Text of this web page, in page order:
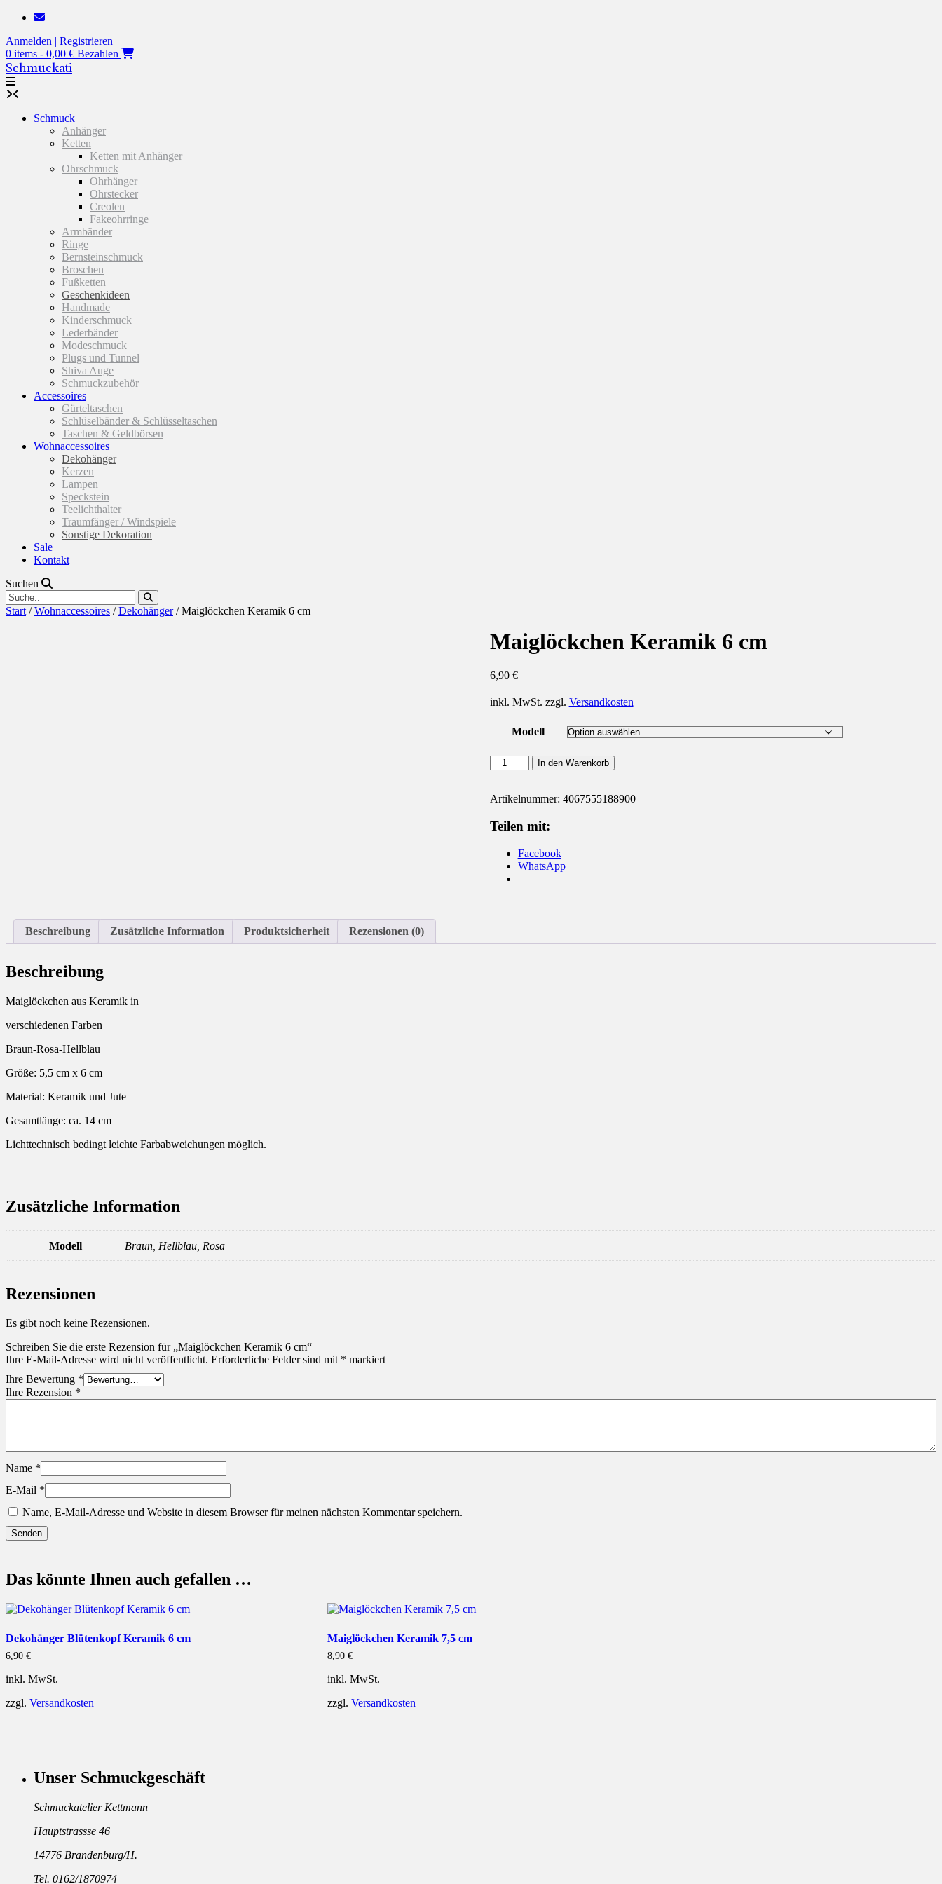
Zum
springen
Anmelden | Registrieren
0 items - 0,00 € Bezahlen
Schmuckati
Schmuck
Anhänger
Ketten
Ketten mit Anhänger
Ohrschmuck
Ohrhänger
Ohrstecker
Creolen
Fakeohrringe
Armbänder
Ringe
Bernsteinschmuck
Broschen
Fußketten
Geschenkideen
Handmade
Kinderschmuck
Lederbänder
Modeschmuck
Plugs und Tunnel
Shiva Auge
Schmuckzubehör
Accessoires
Gürteltaschen
Schlüselbänder & Schlüsseltaschen
Taschen & Geldbörsen
Wohnaccessoires
Dekohänger
Kerzen
Lampen
Speckstein
Teelichthalter
Traumfänger / Windspiele
Sonstige Dekoration
Sale
Kontakt
Suchen
Start /Wohnaccessoires /Dekohänger/ Maiglöckchen Keramik 6 cm
Maiglöckchen Keramik 6 cm
6,90 €
inkl. MwSt. zzgl. Versandkosten
Modell
Maiglöckchen
Keramik
cm
In den Warenkorb
Artikelnummer: 4067555188900
Teilen mit:
Facebook
WhatsApp
Beschreibung Zusätzliche Information Produktsicherheit Rezensionen (0)
Beschreibung
Maiglöckchen aus Keramik in
verschiedenen Farben
Braun-Rosa-Hellblau
Größe: 5,5 cm x 6 cm
Material: Keramik und Jute
Gesamtlänge: ca. 14 cm
Lichttechnisch bedingt leichte Farbabweichungen möglich.
Zusätzliche Information
Modell Braun, Hellblau, Rosa
Rezensionen
Es gibt noch keine Rezensionen.
Schreiben Sie die erste Rezension für „Maiglöckchen Keramik 6 cm“
Ihre E-Mail-Adresse wird nicht veröffentlicht. Erforderliche Felder sind mit * markiert
Ihre Bewertung *
Ihre Rezension *
Name *
E-Mail *
Name, E-Mail-Adresse und Website in diesem Browser für meinen nächsten Kommentar speichern.
Das könnte Ihnen auch gefallen …
Dekohänger Blütenkopf Keramik 6 cm
6,90 €
inkl. MwSt.
zzgl. Versandkosten
Maiglöckchen Keramik 7,5 cm
8,90 €
inkl. MwSt.
zzgl. Versandkosten
Unser Schmuckgeschäft
Schmuckatelier Kettmann
Hauptstrassse 46
14776 Brandenburg/H.
Tel. 0162/1870974